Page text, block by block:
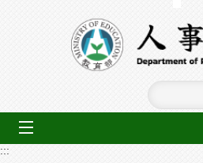
:::